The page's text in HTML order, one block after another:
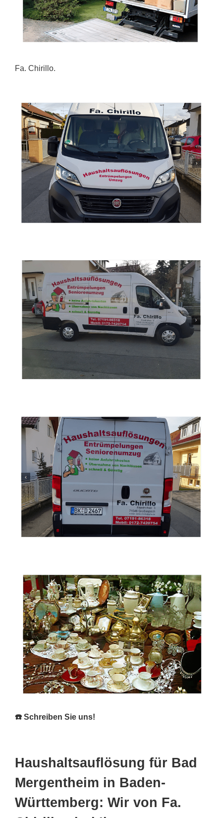
Fa. Chirillo.
☎️ Schreiben Sie uns!
Haushaltsauflösung für Bad
Mergentheim in Baden-
Württemberg: Wir von Fa.